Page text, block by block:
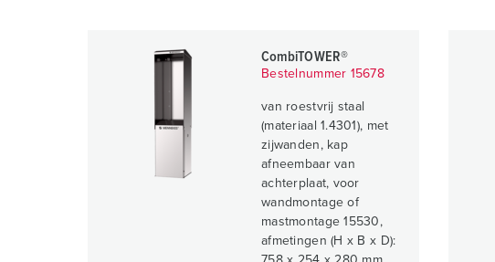
CombiTOWER®
Bestelnummer 15678
van roestvrij staal
(materiaal 1.4301), met
zijwanden, kap
afneembaar van
achterplaat, voor
wandmontage of
mastmontage 15530,
afmetingen (H x B x D):